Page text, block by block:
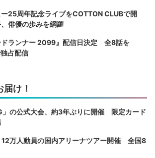
25周年記念ライブをCOTTON CLUBで開
俳優の歩みを網羅
ドランナー 2099』配信日決定 全8話を
占配信
け！
」の公式大会、約3年ぶりに開催 限定カード
万人動員の国内アリーナツアー開催 全国8